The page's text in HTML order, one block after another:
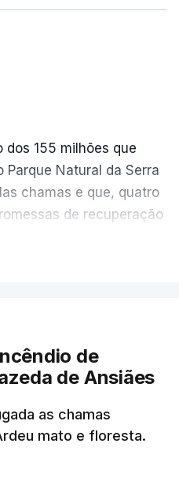
dos 155 milhões que
Natural da Serra
chamas e que, quatro
de recuperação
NESTE
de
de Ansiães
as chamas
mato e floresta.